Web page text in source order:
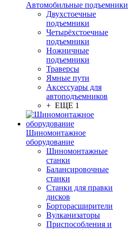
Автомобильные подъемники
Двухстоечные
подъемники
Четырёхстоечные
подъемники
Ножничные
подъемники
Траверсы
Ямные пути
Аксессуары для
автоподъемников
+ ЕЩЕ 1
Шиномонтажное
оборудование
Шиномонтажные
станки
Балансировочные
станки
Станки для правки
дисков
Борторасширители
Вулканизаторы
Приспособления и